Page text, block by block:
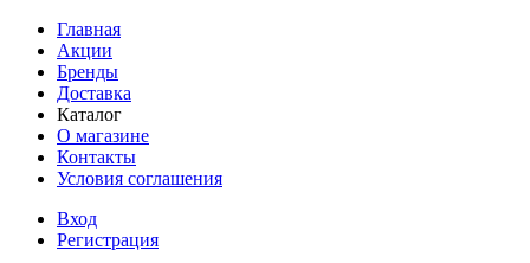
Главная
Акции
Бренды
Доставка
Каталог
О магазине
Контакты
Условия соглашения
Вход
Регистрация